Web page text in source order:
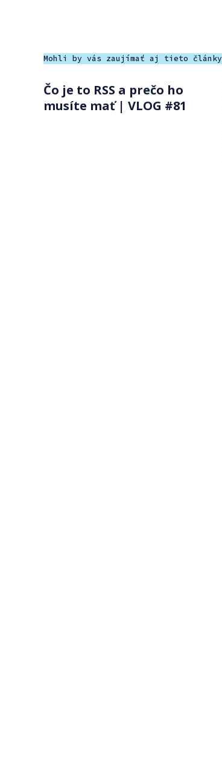
Mohli by vás zaujímať aj tieto články
Čo je to RSS a prečo ho
musíte mať | VLOG #81